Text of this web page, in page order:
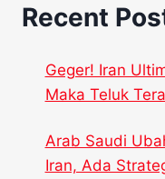
Recent
Geger! Iran
Maka Teluk
Arab Saudi
Iran, Ada